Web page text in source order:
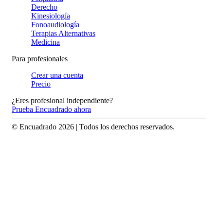
Derecho
Kinesiología
Fonoaudiología
Terapias Alternativas
Medicina
Para profesionales
Crear una cuenta
Precio
¿Eres profesional independiente?
Prueba Encuadrado ahora
© Encuadrado 2026 | Todos los derechos reservados.